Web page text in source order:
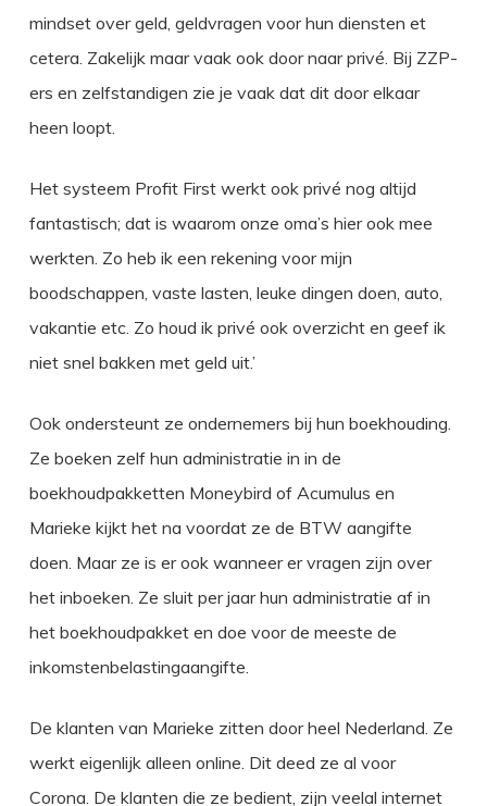
mindset over geld, geldvragen voor hun diensten et
cetera. Zakelijk maar vaak ook door naar privé. Bij ZZP-
ers en zelfstandigen zie je vaak dat dit door elkaar
heen loopt.
Het systeem Profit First werkt ook privé nog altijd
fantastisch; dat is waarom onze oma’s hier ook mee
werkten. Zo heb ik een rekening voor mijn
boodschappen, vaste lasten, leuke dingen doen, auto,
vakantie etc. Zo houd ik privé ook overzicht en geef ik
niet snel bakken met geld uit.’
Ook ondersteunt ze ondernemers bij hun boekhouding.
Ze boeken zelf hun administratie in in de
boekhoudpakketten Moneybird of Acumulus en
Marieke kijkt het na voordat ze de BTW aangifte
doen. Maar ze is er ook wanneer er vragen zijn over
het inboeken. Ze sluit per jaar hun administratie af in
het boekhoudpakket en doe voor de meeste de
inkomstenbelastingaangifte.
De klanten van Marieke zitten door heel Nederland. Ze
werkt eigenlijk alleen online. Dit deed ze al voor
Corona. De klanten die ze bedient, zijn veelal internet